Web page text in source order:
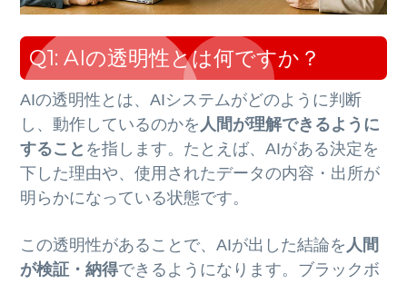
Q1: AIの透明性とは何ですか？
AIの透明性とは、AIシステムがどのように判断
し、動作しているのかを 人間が理解できるように
すること を指します。たとえば、AIがある決定を
下した理由や、使用されたデータの内容・出所が
明らかになっている状態です。
この透明性があることで、AIが出した結論を 人間
が検証・納得できるようになります。ブラックボ